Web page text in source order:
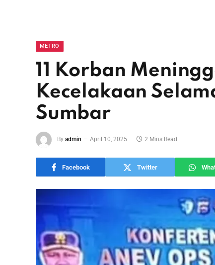
METRO
11 Korban
Kecelakaan
Sumbar
By admin April 10, 2025 2 Mins Read
Facebook Twitter